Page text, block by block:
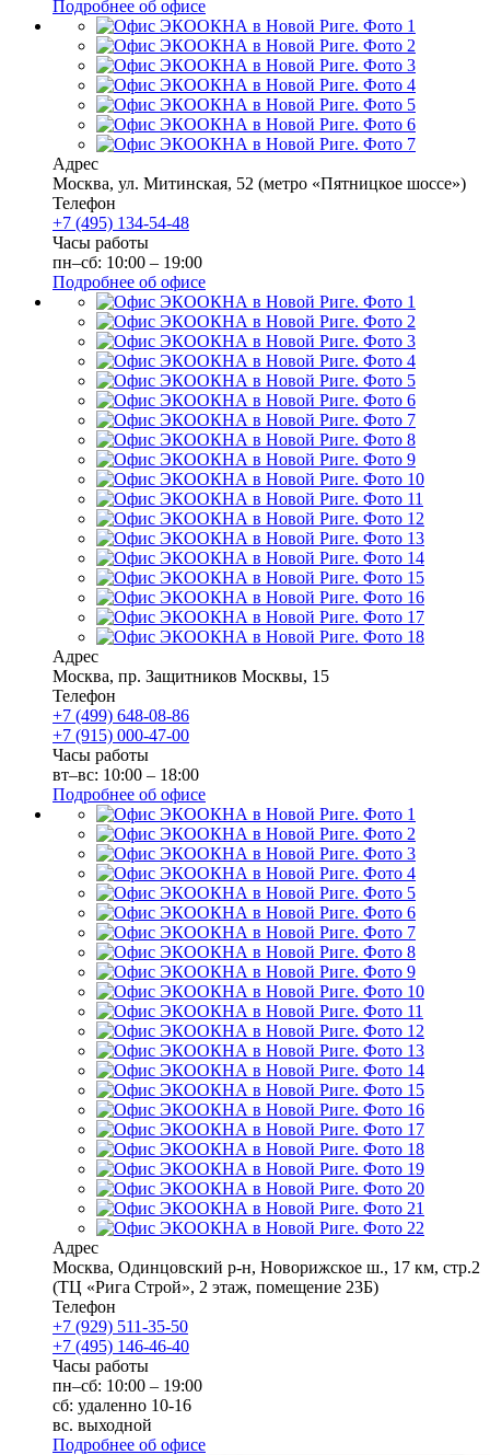
Подробнее об офисе
Адрес
Москва, ул. Митинская, 52 (метро «Пятницкое шоссе»)
Телефон
+7 (495) 134-54-48
Часы работы
пн–сб: 10:00 – 19:00
Подробнее об офисе
Адрес
Москва, пр. Защитников Москвы, 15
Телефон
+7 (499) 648-08-86
+7 (915) 000-47-00
Часы работы
вт–вс: 10:00 – 18:00
Подробнее об офисе
Адрес
Москва, Одинцовский р-н, Новорижское ш., 17 км, стр.2
(ТЦ «Рига Строй», 2 этаж, помещение 23Б)
Телефон
+7 (929) 511-35-50
+7 (495) 146-46-40
Часы работы
пн–сб: 10:00 – 19:00
сб: удаленно 10-16
вс. выходной
Подробнее об офисе